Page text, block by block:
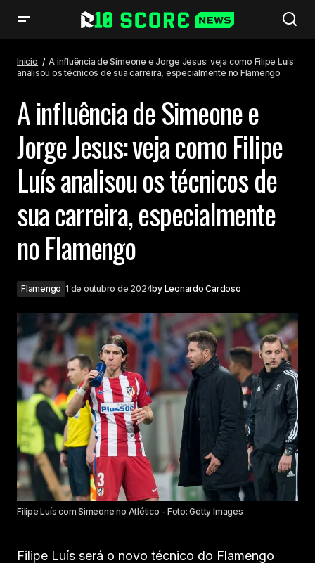
técnicos de sua carreira, especialmente no Flamengo
Início
A influência de Simeone e Jorge Jesus: veja como Filipe Luís
analisou os técnicos de sua carreira, especialmente no Flamengo
A influência de Simeone e
Jorge Jesus: veja como Filipe
Luís analisou os técnicos de
sua carreira, especialmente
no Flamengo
Flamengo 1 de outubro de 2024by Leonardo Cardoso
Filipe Luís com Simeone no Atlético - Foto: Getty Images
Filipe Luís será o novo técnico do Flamengo